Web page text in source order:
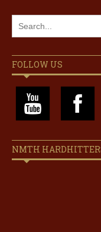
FOLLOW US
NMTH